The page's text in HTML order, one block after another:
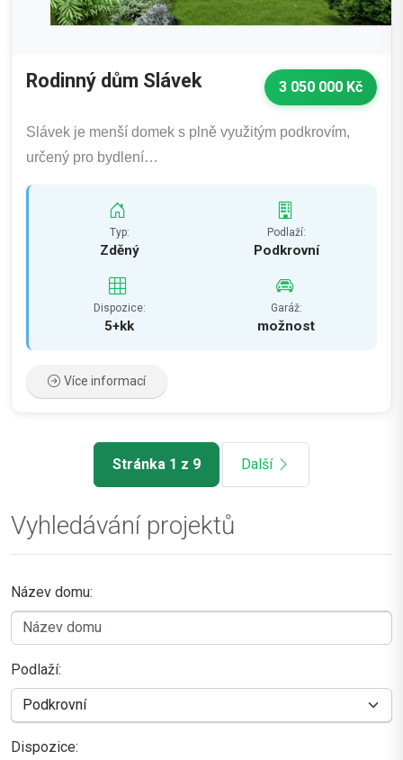
Rodinný dům Slávek 3 050 000 Kč
Slávek je menší domek s plně využitým podkrovím,
určený pro bydlení…
Typ:
Zděný
Podlaží:
Podkrovní
Dispozice:
5+kk
Garáž:
možnost
Více informací
Stránka 1 z 9 Další
Vyhledávání projektů
Název domu:
Podlaží:
Dispozice: